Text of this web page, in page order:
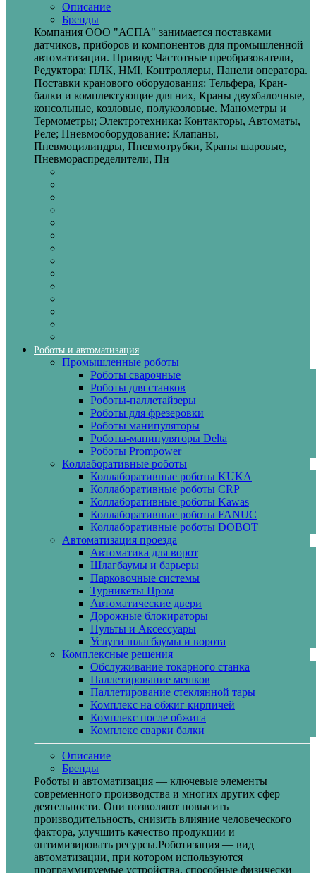
Описание
Бренды
Компания ООО "АСПА" занимается поставками
датчиков, приборов и компонентов для промышленной
автоматизации. Привод: Частотные преобразователи,
Редуктора; ПЛК, HMI, Контроллеры, Панели оператора.
Поставки кранового оборудования: Тельфера, Кран-
балки и комплектующие для них, Краны двухбалочные,
консольные, козловые, полукозловые. Манометры и
Термометры; Электротехника: Контакторы, Автоматы,
Реле; Пневмооборудование: Клапаны,
Пневмоцилиндры, Пневмотрубки, Краны шаровые,
Пневмораспределители, Пн
Роботы и автоматизация
Промышленные роботы
Роботы сварочные
Роботы для станков
Роботы-паллетайзеры
Роботы для фрезеровки
Роботы манипуляторы
Роботы-манипуляторы Delta
Роботы Prompower
Коллаборативные роботы
Коллаборативные роботы KUKA
Коллаборативные роботы CRP
Коллаборативные роботы Kawas
Коллаборативные роботы FANUC
Коллаборативные роботы DOBOT
Автоматизация проезда
Автоматика для ворот
Шлагбаумы и барьеры
Парковочные системы
Турникеты Пром
Автоматические двери
Дорожные блокираторы
Пульты и Аксессуары
Услуги шлагбаумы и ворота
Комплексные решения
Обслуживание токарного станка
Паллетирование мешков
Паллетирование стеклянной тары
Комплекс на обжиг кирпичей
Комплекс после обжига
Комплекс сварки балки
Описание
Бренды
Роботы и автоматизация — ключевые элементы
современного производства и многих других сфер
деятельности. Они позволяют повысить
производительность, снизить влияние человеческого
фактора, улучшить качество продукции и
оптимизировать ресурсы.Роботизация — вид
автоматизации, при котором используются
программируемые устройства, способные физически